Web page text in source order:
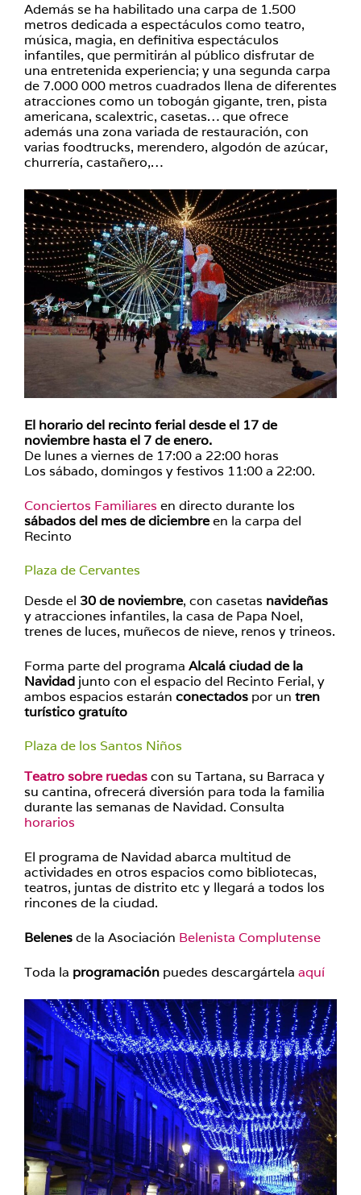
Además se ha habilitado una carpa de 1.500
metros dedicada a espectáculos como teatro,
música, magia, en definitiva espectáculos
infantiles, que permitirán al público disfrutar de
una entretenida experiencia; y una segunda carpa
de 7.000 000 metros cuadrados llena de diferentes
atracciones como un tobogán gigante, tren, pista
americana, scalextric, casetas… que ofrece
además una zona variada de restauración, con
varias foodtrucks, merendero, algodón de azúcar,
churrería, castañero,…
El horario del recinto ferial desde el 17 de
noviembre hasta el 7 de enero.
De lunes a viernes de 17:00 a 22:00 horas
Los sábado, domingos y festivos 11:00 a 22:00.
Conciertos Familiares en directo durante los
sábados del mes de diciembreen la carpa del
Recinto
Plaza de Cervantes
Desde el 30 de noviembre, con casetas navideñas
y atracciones infantiles, la casa de Papa Noel,
trenes de luces, muñecos de nieve, renos y trineos.
Forma parte del programa Alcalá ciudad de la
Navidad junto con el espacio del Recinto Ferial, y
ambos espacios estarán conectados por un tren
turístico gratuíto
Plaza de los Santos Niños
Teatro sobre ruedascon su Tartana, su Barraca y
su cantina, ofrecerá diversión para toda la familia
durante las semanas de Navidad. Consulta
horarios
El programa de Navidad abarca multitud de
actividades en otros espacios como bibliotecas,
teatros, juntas de distrito etc y llegará a todos los
rincones de la ciudad.
Belenesde la Asociación Belenista Complutense
Toda la programación puedes descargártela aquí